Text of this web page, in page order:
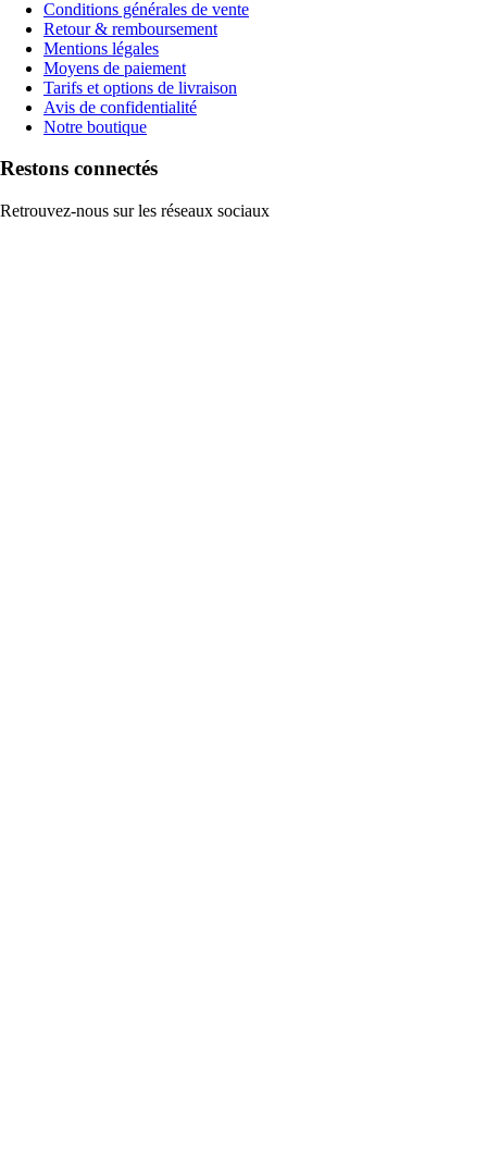
Conditions générales de vente
Retour & remboursement
Mentions légales
Moyens de paiement
Tarifs et options de livraison
Avis de confidentialité
Notre boutique
Restons connectés
Retrouvez-nous sur les réseaux sociaux